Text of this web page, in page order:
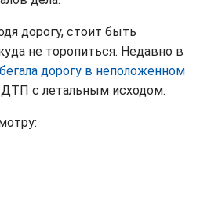
дорогу, стоит быть
не торопиться. Недавно в
дорогу в неположенном
ДТП с летальным исходом.